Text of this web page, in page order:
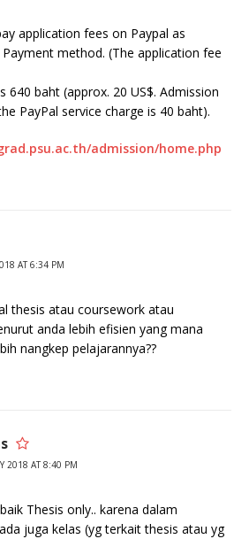
application fees on Paypal as
method. (The application fee
640 baht (approx. 20 US$. Admission
PayPal service charge is 40 baht).
admission/home.php
AT 6:34 PM
thesis atau coursework atau
anda lebih efisien yang mana
nangkep pelajarannya??
2018 AT 8:40 PM
Thesis only.. karena dalam
juga kelas (yg terkait thesis atau yg